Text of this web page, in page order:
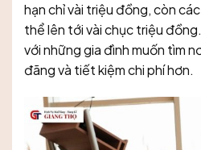
hạn chỉ vài triệu đồng, còn
thể lên tới vài chục triệu
với những gia đình muốn tìm
đãng và tiết kiệm chi phí hơn.